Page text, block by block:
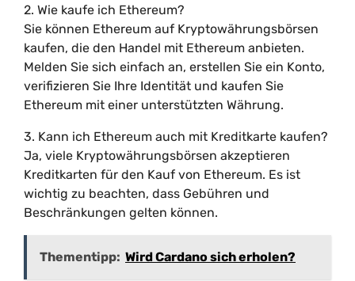
2. Wie kaufe ich Ethereum?
Sie können Ethereum auf Kryptowährungsbörsen
kaufen, die den Handel mit Ethereum anbieten.
Melden Sie sich einfach an, erstellen Sie ein Konto,
verifizieren Sie Ihre Identität und kaufen Sie
Ethereum mit einer unterstützten Währung.
3. Kann ich Ethereum auch mit Kreditkarte kaufen?
Ja, viele Kryptowährungsbörsen akzeptieren
Kreditkarten für den Kauf von Ethereum. Es ist
wichtig zu beachten, dass Gebühren und
Beschränkungen gelten können.
Thementipp: Wird Cardano sich erholen?